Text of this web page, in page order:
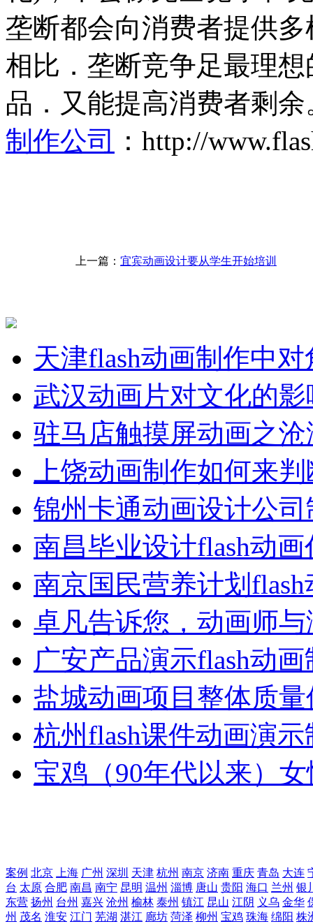
垄断都会向消费者提供
相比．垄断竞争足最理
品．又能提高消费者剩
制作公司
：http://
上一篇： 宜宾动画设计要从学生开始培训
天津flash动画制作中
武汉动画片对文化的影
驻马店触摸屏动画之
上饶动画制作如何来
锦州卡通动画设计公
南昌毕业设计flash动
南京国民营养计划
卓凡告诉您，动画师
广安产品演示flash动
盐城动画项目整体质
杭州flash课件动画演
宝鸡（90年代以来）
案例 北京 上海 广州 深圳 天津 杭州 南京 济南 重庆 青岛 大连
台 太原 合肥 南昌 南宁 昆明 温州 淄博 唐山 贵阳 海口 兰州 银
东营 扬州 台州 嘉兴 沧州 榆林 泰州 镇江 昆山 江阴 义乌 金华
州 茂名 淮安 江门 芜湖 湛江 廊坊 菏泽 柳州 宝鸡 珠海 绵阳 株